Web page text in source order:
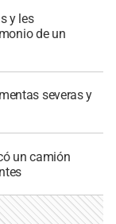
y les
de un
severas y
un camión